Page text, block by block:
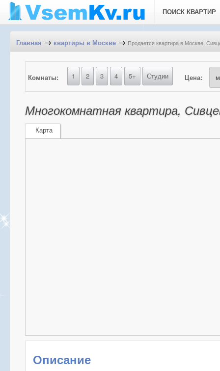
ПОИСК КВАРТИР
Главная → квартиры в Москве → Продается квартира в Москве,
Комнаты: 1 2 3 4 5+ Студии Цена:
Многокомнатная квартира,
Карта
Описание